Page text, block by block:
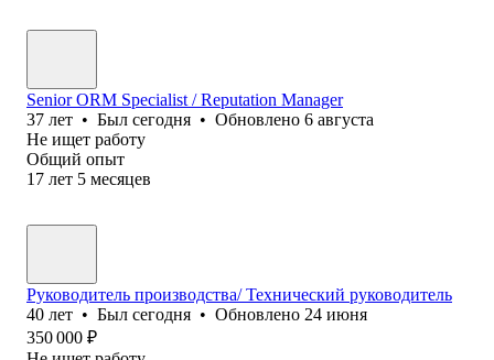
Senior ORM Specialist / Reputation Manager
37 лет • Был сегодня • Обновлено 6 августа
Не ищет работу
Общий опыт
17 лет 5 месяцев
Руководитель производства/ Технический руководитель
40 лет • Был сегодня • Обновлено 24 июня
350 000 ₽